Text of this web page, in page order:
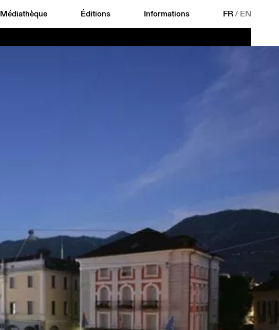
Médiathèque Éditions Informations FR/ EN